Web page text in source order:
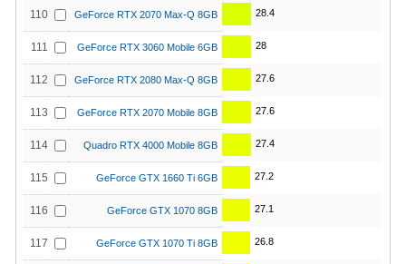
110 GeForce RTX 2070 Max-Q 8GB 28.4
111 GeForce RTX 3060 Mobile 6GB 28
112 GeForce RTX 2080 Max-Q 8GB 27.6
113 GeForce RTX 2070 Mobile 8GB 27.6
114 Quadro RTX 4000 Mobile 8GB 27.4
115 GeForce GTX 1660 Ti 6GB 27.2
116 GeForce GTX 1070 8GB 27.1
117 GeForce GTX 1070 Ti 8GB 26.8